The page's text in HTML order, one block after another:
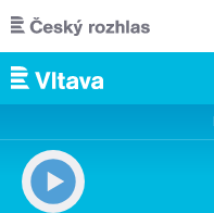
Přejít k hlavnímu obsahu